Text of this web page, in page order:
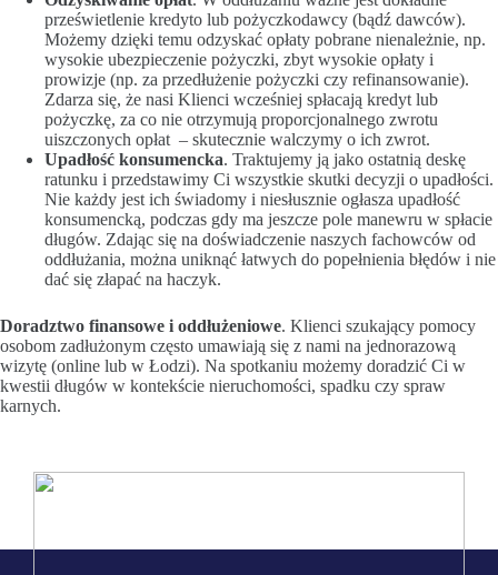
prześwietlenie kredyto lub pożyczkodawcy (bądź dawców).
Możemy dzięki temu odzyskać opłaty pobrane nienależnie, np.
wysokie ubezpieczenie pożyczki, zbyt wysokie opłaty i
prowizje (np. za przedłużenie pożyczki czy refinansowanie).
Zdarza się, że nasi Klienci wcześniej spłacają kredyt lub
pożyczkę, za co nie otrzymują proporcjonalnego zwrotu
uiszczonych opłat – skutecznie walczymy o ich zwrot.
Upadłość konsumencka. Traktujemy ją jako ostatnią deskę
ratunku i przedstawimy Ci wszystkie skutki decyzji o upadłości.
Nie każdy jest ich świadomy i niesłusznie ogłasza upadłość
konsumencką, podczas gdy ma jeszcze pole manewru w spłacie
długów. Zdając się na doświadczenie naszych fachowców od
oddłużania, można uniknąć łatwych do popełnienia błędów i nie
dać się złapać na haczyk.
Doradztwo finansowe i oddłużeniowe. Klienci szukający pomocy
osobom zadłużonym często umawiają się z nami na jednorazową
wizytę (online lub w Łodzi). Na spotkaniu możemy doradzić Ci w
kwestii długów w kontekście nieruchomości, spadku czy spraw
karnych.